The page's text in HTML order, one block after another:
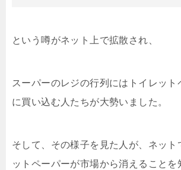
という噂がネット上で拡散され、
スーパーのレジの行列にはトイレット
に買い込む人たちが大勢いました。
そして、その様子を見た人が、ネット
ットペーパーが市場から消えることを